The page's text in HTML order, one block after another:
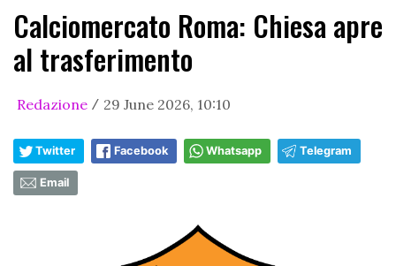
Calciomercato Roma: Chiesa apre
al trasferimento
Redazione / 29 June 2026, 10:10
Twitter Facebook Whatsapp Telegram
Email